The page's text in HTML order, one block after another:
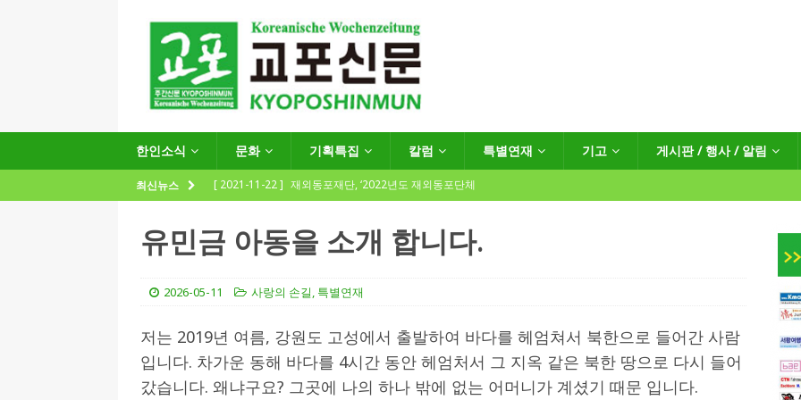
한인소식 문화 기획특집 칼럼 특별연재 기고 게시판 / 행사 / 알림
최신뉴스 [ 2021-11-22 ] 재외동포재단, ‘2022년도 재외동포단체
[ 2021-09-24 ] 함부르크한인회
(12.14일 기준)
게시판 / 행사 / 알림
[ 2026-07-27 ]
“재독동포와 함께하는 재독일한인체육회로 거듭나겠습니다”
한인소식
[ 2026-07-27 ]
KIST 유럽연구소 30돌…“한-EU 협력 ‘가교’ 넘어 혁신 거점으로” 한인소식
유민금 아동을 소개 합니다.
2026-05-11 사랑의 손길, 특별연재
저는 2019년 여름, 강원도 고성에서 출발하여 바다를 헤엄쳐서 북한으로 들어간 사람
입니다. 차가운 동해 바다를 4시간 동안 헤엄처서 그 지옥 같은 북한 땅으로 다시 들어
갔습니다. 왜냐구요? 그곳에 나의 하나 밖에 없는 어머니가 계셨기 때문 입니다.